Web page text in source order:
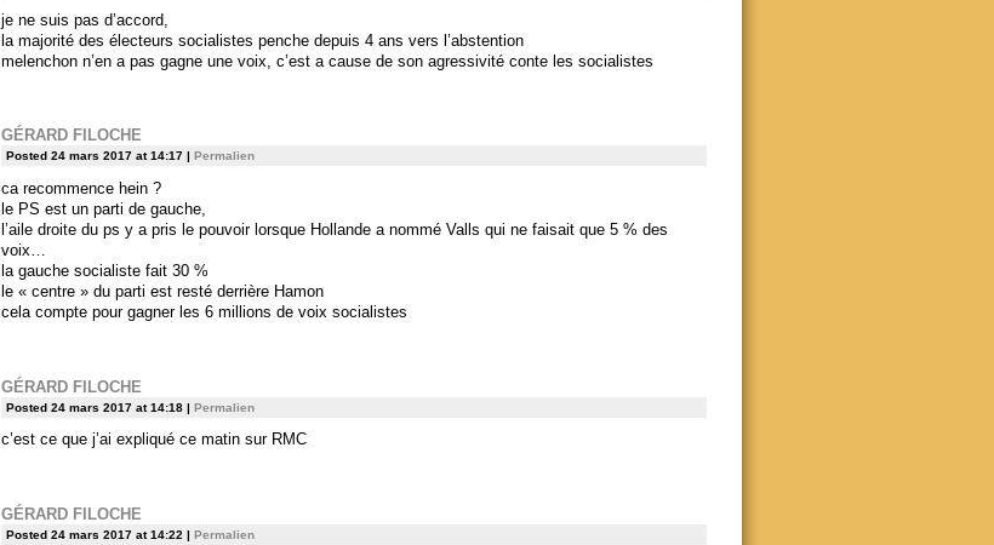
je ne suis pas d’accord,
la majorité des électeurs socialistes penche depuis 4 ans vers l’abstention
melenchon n’en a pas gagne une voix, c’est a cause de son agressivité conte les socialistes
GÉRARD FILOCHE
Posted 24 mars 2017 at 14:17 Permalien
ca recommence hein ?
le PS est un parti de gauche,
l’aile droite du ps y a pris le pouvoir lorsque Hollande a nommé Valls qui ne faisait que 5 % des
voix…
la gauche socialiste fait 30 %
le « centre » du parti est resté derrière Hamon
cela compte pour gagner les 6 millions de voix socialistes
GÉRARD FILOCHE
Posted 24 mars 2017 at 14:18 | Permalien
c’est ce que j’ai expliqué ce matin sur RMC
GÉRARD FILOCHE
Posted 24 mars 2017 at 14:22 | Permalien